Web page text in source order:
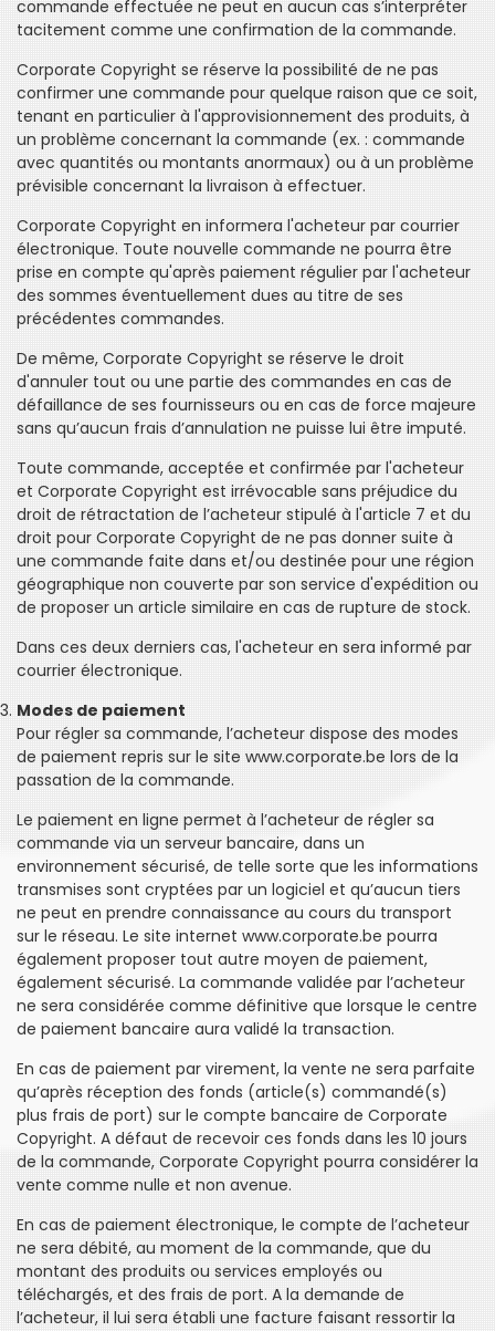
commande effectuée ne peut en aucun cas s’interpréter
tacitement comme une confirmation de la commande.
Corporate Copyright se réserve la possibilité de ne pas
confirmer une commande pour quelque raison que ce soit,
tenant en particulier à l'approvisionnement des produits, à
un problème concernant la commande (ex. : commande
avec quantités ou montants anormaux) ou à un problème
prévisible concernant la livraison à effectuer.
Corporate Copyright en informera l'acheteur par courrier
électronique. Toute nouvelle commande ne pourra être
prise en compte qu'après paiement régulier par l'acheteur
des sommes éventuellement dues au titre de ses
précédentes commandes.
De même, Corporate Copyright se réserve le droit
d'annuler tout ou une partie des commandes en cas de
défaillance de ses fournisseurs ou en cas de force majeure
sans qu’aucun frais d’annulation ne puisse lui être imputé.
Toute commande, acceptée et confirmée par l'acheteur
et Corporate Copyright est irrévocable sans préjudice du
droit de rétractation de l’acheteur stipulé à l'article 7 et du
droit pour Corporate Copyright de ne pas donner suite à
une commande faite dans et/ou destinée pour une région
géographique non couverte par son service d'expédition ou
de proposer un article similaire en cas de rupture de stock.
Dans ces deux derniers cas, l'acheteur en sera informé par
courrier électronique.
Modes de paiement
Pour régler sa commande, l’acheteur dispose des modes
de paiement repris sur le site www.corporate.be lors de la
passation de la commande.
Le paiement en ligne permet à l’acheteur de régler sa
commande via un serveur bancaire, dans un
environnement sécurisé, de telle sorte que les informations
transmises sont cryptées par un logiciel et qu’aucun tiers
ne peut en prendre connaissance au cours du transport
sur le réseau. Le site internet www.corporate.be pourra
également proposer tout autre moyen de paiement,
également sécurisé. La commande validée par l’acheteur
ne sera considérée comme définitive que lorsque le centre
de paiement bancaire aura validé la transaction.
En cas de paiement par virement, la vente ne sera parfaite
qu’après réception des fonds (article(s) commandé(s)
plus frais de port) sur le compte bancaire de Corporate
Copyright. A défaut de recevoir ces fonds dans les 10 jours
de la commande, Corporate Copyright pourra considérer la
vente comme nulle et non avenue.
En cas de paiement électronique, le compte de l’acheteur
ne sera débité, au moment de la commande, que du
montant des produits ou services employés ou
téléchargés, et des frais de port. A la demande de
l’acheteur, il lui sera établi une facture faisant ressortir la